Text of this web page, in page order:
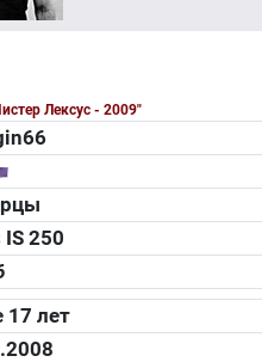
Лексус - 2009"
IS 250
17 лет